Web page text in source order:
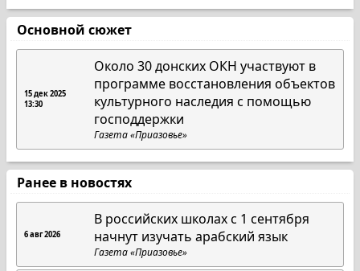
Основной сюжет
15 дек 2025
13:30
Около 30 донских ОКН участвуют в
программе восстановления объектов
культурного наследия с помощью
господдержки
Газета «Приазовье»
Ранее в новостях
6 авг 2026
В российских школах с 1 сентября
начнут изучать арабский язык
Газета «Приазовье»